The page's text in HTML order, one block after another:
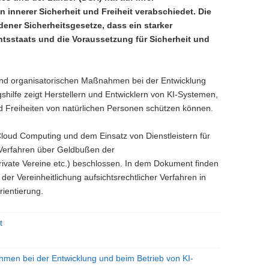
innerer Sicherheit und Freiheit verabschiedet. Die
Sicherheitsgesetze, dass ein starker
und die Voraussetzung für Sicherheit und
organisatorischen Maßnahmen bei der Entwicklung
zeigt Herstellern und Entwicklern von KI-Systemen,
von natürlichen Personen schützen können.
Computing und dem Einsatz von Dienstleistern für
über Geldbußen der
Vereine etc.) beschlossen. In dem Dokument finden
Vereinheitlichung aufsichtsrechtlicher Verfahren in
bei der Entwicklung und beim Betrieb von KI-